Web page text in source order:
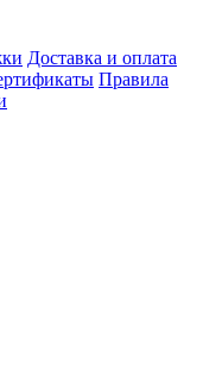
Доставка и оплата
Правила